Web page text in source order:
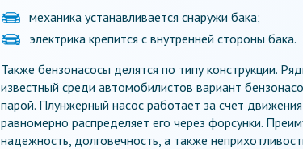
механика устанавливается снаружи бака;
электрика крепится с внутренней стороны бака.
Также бензонасосы делятся по типу конструкции.
известный среди автомобилистов вариант
парой. Плунжерный насос работает за счет
равномерно распределяет его через форсунки.
надежность, долговечность, а также